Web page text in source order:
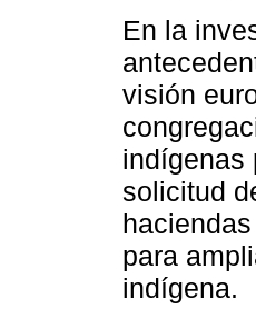
En la
visión
indígenas
solicitud
para
indígena.